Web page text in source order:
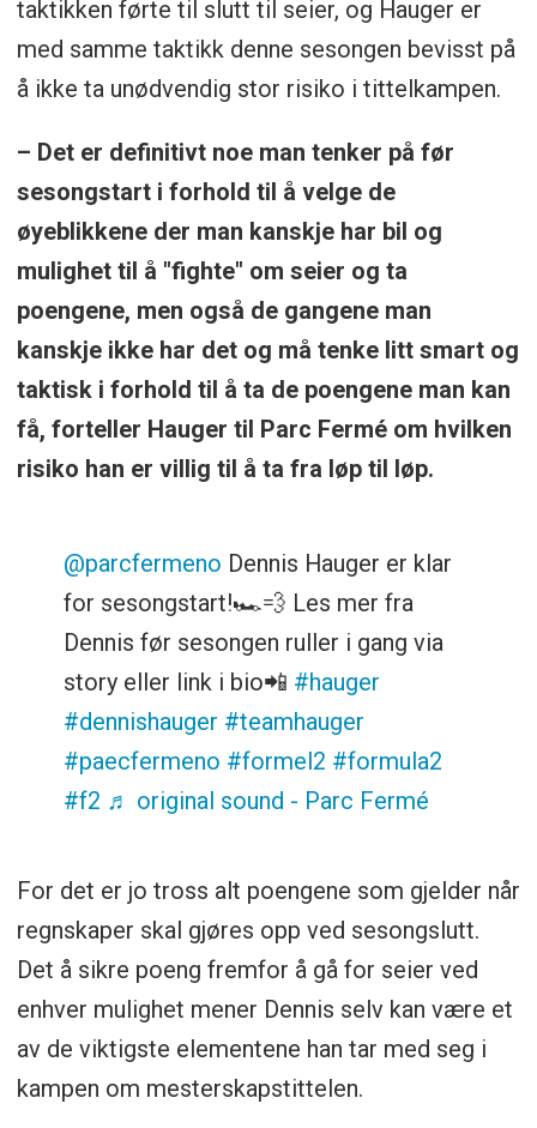
taktikken førte til slutt til seier, og Hauger er
med samme taktikk denne sesongen bevisst på
å ikke ta unødvendig stor risiko i tittelkampen.
– Det er definitivt noe man tenker på før
sesongstart i forhold til å velge de
øyeblikkene der man kanskje har bil og
mulighet til å "fighte" om seier og ta
poengene, men også de gangene man
kanskje ikke har det og må tenke litt smart og
taktisk i forhold til å ta de poengene man kan
få, forteller Hauger til Parc Fermé om hvilken
risiko han er villig til å ta fra løp til løp.
@parcfermeno Dennis Hauger er klar
for sesongstart!🏎️💨 Les mer fra
Dennis før sesongen ruller i gang via
story eller link i bio📲 #hauger
#dennishauger #teamhauger
#paecfermeno #formel2 #formula2
#f2 ♬ original sound - Parc Fermé
For det er jo tross alt poengene som gjelder når
regnskaper skal gjøres opp ved sesongslutt.
Det å sikre poeng fremfor å gå for seier ved
enhver mulighet mener Dennis selv kan være et
av de viktigste elementene han tar med seg i
kampen om mesterskapstittelen.